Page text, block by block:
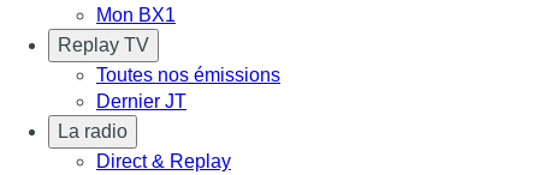
Mon BX1
Replay TV
Toutes nos émissions
Dernier JT
La radio
Direct & Replay